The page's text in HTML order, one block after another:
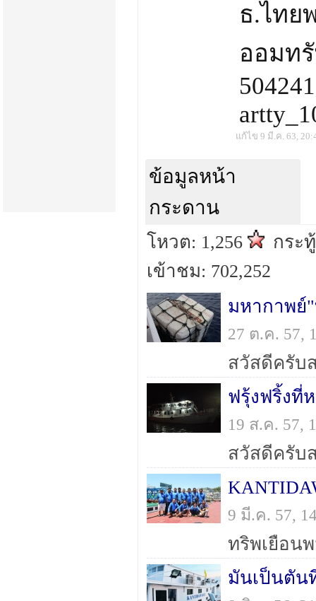
ธ.ไทย
ออมท
แก้ไข 9 มี.ค. 63,
ข้อมูลหน้า
กระดาน
โหวต: 1,256
กระ
เข้าชม: 702,252
มหากาพย์"
27 ต.ค. 57,
ฟรุ้งฟริ้งที่
19 ส.ค. 57,
9 มี.ค. 57,
มันเป็นตัน